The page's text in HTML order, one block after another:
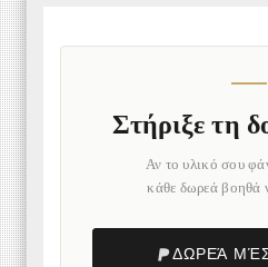
Στήριξε τη
Αν το υλικό σου
κάθε δωρεά βοηθά
ΔΩΡΕΆ